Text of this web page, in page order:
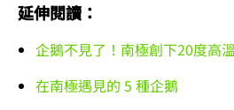
延伸閱讀：
企鵝不見了！南極創下20度高
在南極遇見的 5 種企鵝